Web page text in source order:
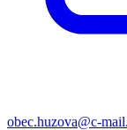
obec.huzova@c-